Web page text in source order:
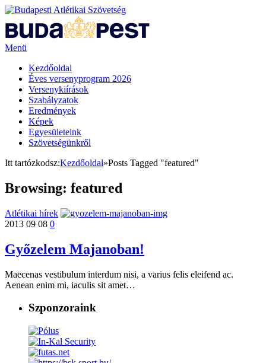
Menü
Kezdőoldal
Éves versenyprogram 2026
Versenykiírások
Szabályzatok
Eredmények
Képek
Egyesületeink
Szövetségünkről
Itt tartózkodsz:Kezdőoldal»Posts Tagged "featured"
Browsing: featured
Atlétikai hírek
2013 09 08 0
Győzelem Majanoban!
Maecenas vestibulum interdum nisi, a varius felis eleifend ac.
Aenean enim mi, iaculis sit amet…
Szponzoraink